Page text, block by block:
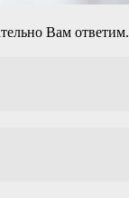
Вам ответим.